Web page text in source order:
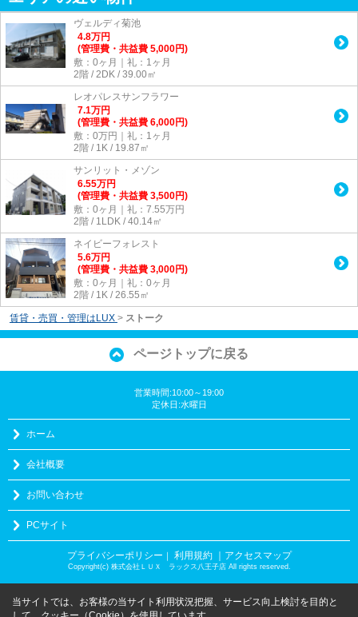
ヴェルディ菊池
4.8万円
(管理費・共益費 5,000円)
敷：0ヶ月｜礼：1ヶ月
2階 / 2DK / 39.00㎡
レオパレスサンフラワー
7.1万円
(管理費・共益費 6,000円)
敷：0万円｜礼：1ヶ月
2階 / 1K / 19.87㎡
サンリット・メゾン
6.55万円
(管理費・共益費 3,500円)
敷：0ヶ月｜礼：7.55万円
2階 / 1LDK / 40.14㎡
ネイビーフォレスト
5.6万円
(管理費・共益費 3,000円)
敷：0ヶ月｜礼：0ヶ月
2階 / 1K / 26.55㎡
賃貸・売買・管理はLUX > ストーク
ページトップに戻る
営業時間:10:00～19:00
定休日:水曜日
ホーム
会社概要
お問い合わせ
PCサイト
プライバシーポリシー ｜ 利用規約 ｜アクセスマップ
Copyright(c) 株式会社ＬＵＸ ラックス八王子店 All rights reserved.
当サイトでは、お客様の当サイト利用状況把握、サービス向上検討を目的と